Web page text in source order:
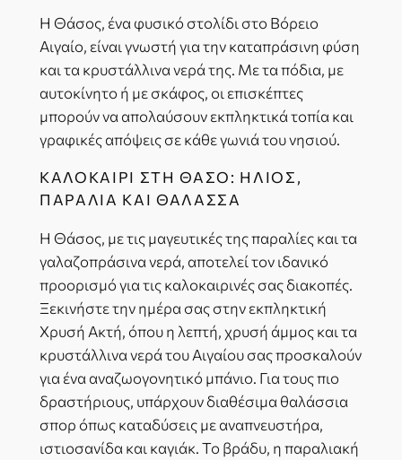
Η Θάσος, ένα φυσικό στολίδι στο Βόρειο
Αιγαίο, είναι γνωστή για την καταπράσινη φύση
και τα κρυστάλλινα νερά της. Με τα πόδια, με
αυτοκίνητο ή με σκάφος, οι επισκέπτες
μπορούν να απολαύσουν εκπληκτικά τοπία και
γραφικές απόψεις σε κάθε γωνιά του νησιού.
ΚΑΛΟΚΑΊΡΙ ΣΤΗ ΘΆΣΟ: ΉΛΙΟΣ,
ΠΑΡΑΛΊΑ ΚΑΙ ΘΆΛΑΣΣΑ
Η Θάσος, με τις μαγευτικές της παραλίες και τα
γαλαζοπράσινα νερά, αποτελεί τον ιδανικό
προορισμό για τις καλοκαιρινές σας διακοπές.
Ξεκινήστε την ημέρα σας στην εκπληκτική
Χρυσή Ακτή, όπου η λεπτή, χρυσή άμμος και τα
κρυστάλλινα νερά του Αιγαίου σας προσκαλούν
για ένα αναζωογονητικό μπάνιο. Για τους πιο
δραστήριους, υπάρχουν διαθέσιμα θαλάσσια
σπορ όπως καταδύσεις με αναπνευστήρα,
ιστιοσανίδα και καγιάκ. Το βράδυ, η παραλιακή